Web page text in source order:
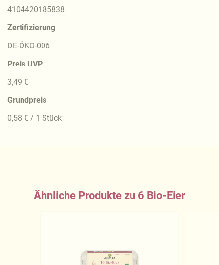
4104420185838
Zertifizierung
DE-ÖKO-006
Preis UVP
3,49 €
Grundpreis
0,58 € / 1 Stück
Ähnliche Produkte zu 6 Bio-Eier